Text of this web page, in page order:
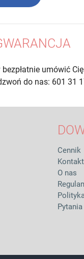
umówić
do nas: 601 31
Cennik
Kontakt
O nas